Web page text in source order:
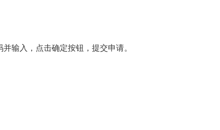
输入，点击确定按钮，提交申请。